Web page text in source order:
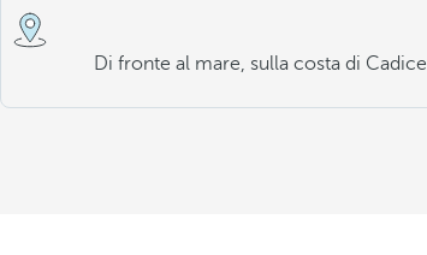
Di fronte al mare, sulla costa di Cadice